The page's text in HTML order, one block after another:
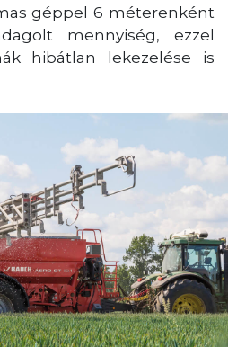
géppel 6 méterenként
mennyiség, ezzel
hibátlan lekezelése is